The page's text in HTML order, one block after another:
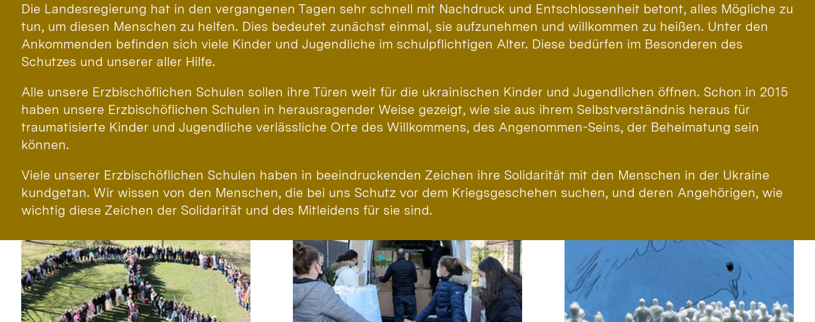
Die Landesregierung hat in den vergangenen Tagen sehr schnell mit Nachdruck und Entschlossenheit betont, alles Mögliche zu
tun, um diesen Menschen zu helfen. Dies bedeutet zunächst einmal, sie aufzunehmen und willkommen zu heißen. Unter den
Ankommenden befinden sich viele Kinder und Jugendliche im schulpflichtigen Alter. Diese bedürfen im Besonderen des
Schutzes und unserer aller Hilfe.
Alle unsere Erzbischöflichen Schulen sollen ihre Türen weit für die ukrainischen Kinder und Jugendlichen öffnen. Schon in 2015
haben unsere Erzbischöflichen Schulen in herausragender Weise gezeigt, wie sie aus ihrem Selbstverständnis heraus für
traumatisierte Kinder und Jugendliche verlässliche Orte des Willkommens, des Angenommen-Seins, der Beheimatung sein
können.
Viele unserer Erzbischöflichen Schulen haben in beeindruckenden Zeichen ihre Solidarität mit den Menschen in der Ukraine
kundgetan. Wir wissen von den Menschen, die bei uns Schutz vor dem Kriegsgeschehen suchen, und deren Angehörigen, wie
wichtig diese Zeichen der Solidarität und des Mitleidens für sie sind.